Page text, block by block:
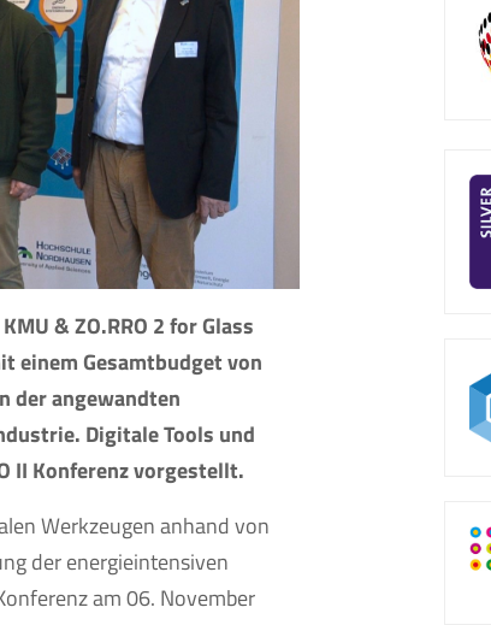
& ZO.RRO 2 for Glass
einem Gesamtbudget von
der angewandten
Digitale Tools und
II Konferenz vorgestellt.
Werkzeugen anhand von
der energieintensiven
am 06. November